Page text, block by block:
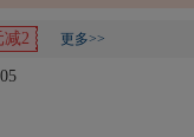
减2 更多>>